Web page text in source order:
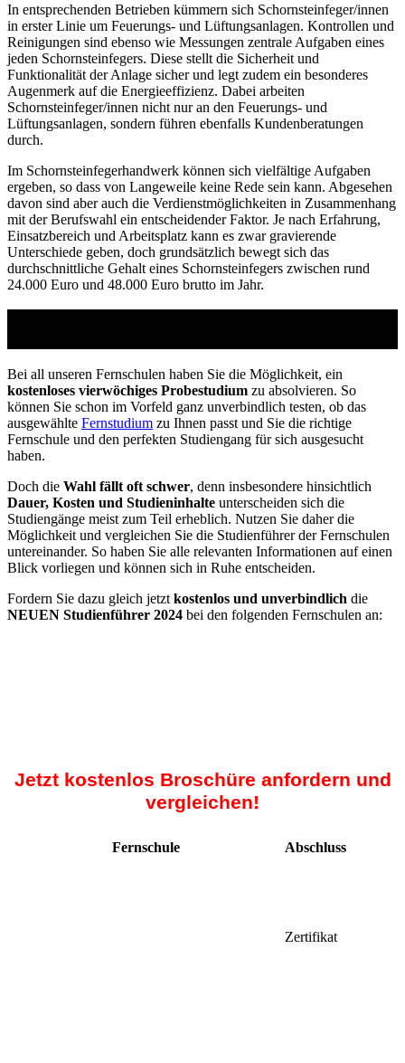
In entsprechenden Betrieben kümmern sich Schornsteinfeger/innen
in erster Linie um Feuerungs- und Lüftungsanlagen. Kontrollen und
Reinigungen sind ebenso wie Messungen zentrale Aufgaben eines
jeden Schornsteinfegers. Diese stellt die Sicherheit und
Funktionalität der Anlage sicher und legt zudem ein besonderes
Augenmerk auf die Energieeffizienz. Dabei arbeiten
Schornsteinfeger/innen nicht nur an den Feuerungs- und
Lüftungsanlagen, sondern führen ebenfalls Kundenberatungen
durch.
Im Schornsteinfegerhandwerk können sich vielfältige Aufgaben
ergeben, so dass von Langeweile keine Rede sein kann. Abgesehen
davon sind aber auch die Verdienstmöglichkeiten in Zusammenhang
mit der Berufswahl ein entscheidender Faktor. Je nach Erfahrung,
Einsatzbereich und Arbeitsplatz kann es zwar gravierende
Unterschiede geben, doch grundsätzlich bewegt sich das
durchschnittliche Gehalt eines Schornsteinfegers zwischen rund
24.000 Euro und 48.000 Euro brutto im Jahr.
Bei all unseren Fernschulen haben Sie die Möglichkeit, ein
kostenloses vierwöchiges Probestudium zu absolvieren. So
können Sie schon im Vorfeld ganz unverbindlich testen, ob das
ausgewählte Fernstudium zu Ihnen passt und Sie die richtige
Fernschule und den perfekten Studiengang für sich ausgesucht
haben.
Doch die Wahl fällt oft schwer, denn insbesondere hinsichtlich
Dauer, Kosten und Studieninhalte unterscheiden sich die
Studiengänge meist zum Teil erheblich. Nutzen Sie daher die
Möglichkeit und vergleichen Sie die Studienführer der Fernschulen
untereinander. So haben Sie alle relevanten Informationen auf einen
Blick vorliegen und können sich in Ruhe entscheiden.
Fordern Sie dazu gleich jetzt kostenlos und unverbindlich die
NEUEN Studienführer 2024 bei den folgenden Fernschulen an:
Jetzt kostenlos Broschüre anfordern und
vergleichen!
Fernschule Abschluss
Zertifikat